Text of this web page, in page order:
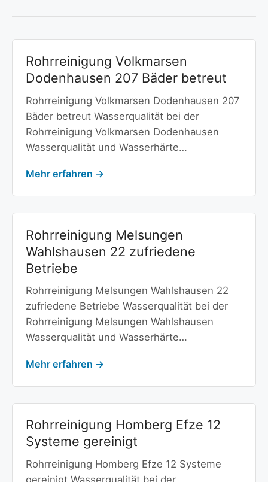
Rohrreinigung Volkmarsen
Dodenhausen 207 Bäder betreut
Rohrreinigung Volkmarsen Dodenhausen 207
Bäder betreut Wasserqualität bei der
Rohrreinigung Volkmarsen Dodenhausen
Wasserqualität und Wasserhärte…
Mehr erfahren →
Rohrreinigung Melsungen
Wahlshausen 22 zufriedene
Betriebe
Rohrreinigung Melsungen Wahlshausen 22
zufriedene Betriebe Wasserqualität bei der
Rohrreinigung Melsungen Wahlshausen
Wasserqualität und Wasserhärte…
Mehr erfahren →
Rohrreinigung Homberg Efze 12
Systeme gereinigt
Rohrreinigung Homberg Efze 12 Systeme